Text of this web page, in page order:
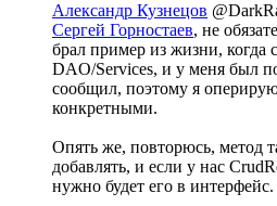
Александр Кузнецов
Сергей Горностаев, не
брал пример из жизни, когда
DAO/Services, и у меня был
сообщил, поэтому я
конкретными.
Опять же, повторюсь, метод
добавлять, и если у нас
нужно будет его в интерфейс.